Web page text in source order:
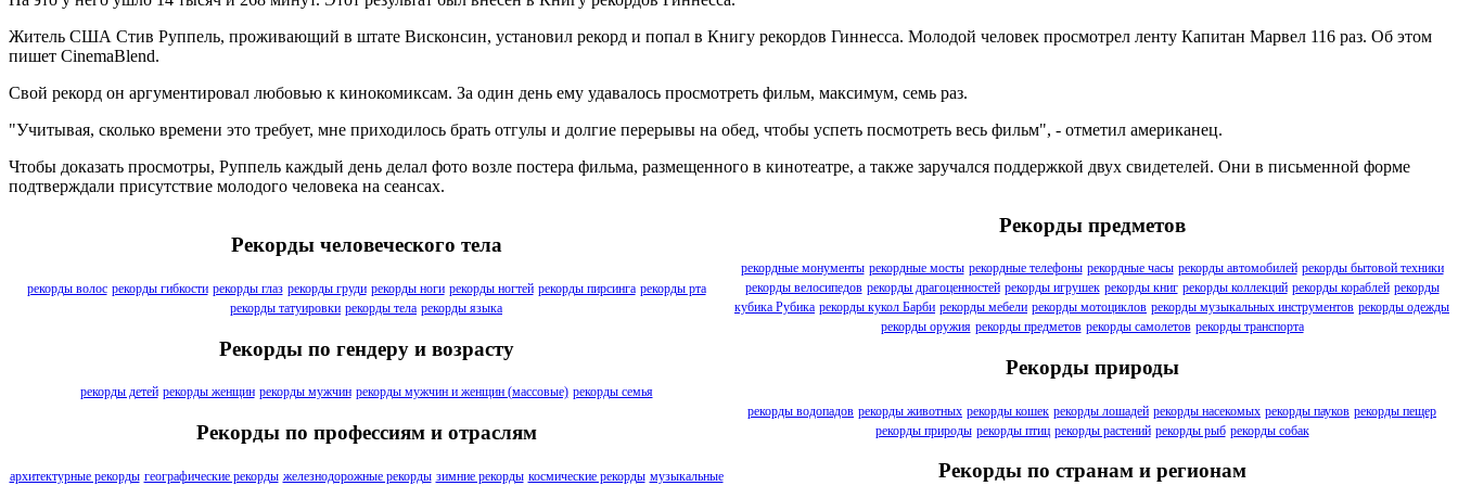
Житель США Стив Руппель, проживающий в штате Висконсин, установил рекорд и попал в Книгу рекордов Гиннесса. Молодой человек просмотрел ленту Капитан Марвел 116 раз. Об этом
пишет CinemaBlend.
Свой рекорд он аргументировал любовью к кинокомиксам. За один день ему удавалось просмотреть фильм, максимум, семь раз.
"Учитывая, сколько времени это требует, мне приходилось брать отгулы и долгие перерывы на обед, чтобы успеть посмотреть весь фильм", - отметил американец.
Чтобы доказать просмотры, Руппель каждый день делал фото возле постера фильма, размещенного в кинотеатре, а также заручался поддержкой двух свидетелей. Они в письменной форме
подтверждали присутствие молодого человека на сеансах.
Рекорды человеческого тела
рекорды волос рекорды гибкости рекорды глаз рекорды груди рекорды ноги рекорды ногтей рекорды пирсинга рекорды рта
рекорды татуировки рекорды тела рекорды языка
Рекорды по гендеру и возрасту
рекорды детей рекорды женщин рекорды мужчин рекорды мужчин и женщин (массовые) рекорды семья
Рекорды по профессиям и отраслям
архитектурные рекорды географические рекорды железнодорожные рекорды зимние рекорды космические рекорды музыкальные
Рекорды предметов
рекордные монументы рекордные мосты рекордные телефоны рекордные часы рекорды автомобилей рекорды бытовой техники
рекорды велосипедов рекорды драгоценностей рекорды игрушек рекорды книг рекорды коллекций рекорды кораблей рекорды
кубика Рубика рекорды кукол Барби рекорды мебели рекорды мотоциклов рекорды музыкальных инструментов рекорды одежды
рекорды оружия рекорды предметов рекорды самолетов рекорды транспорта
Рекорды природы
рекорды водопадов рекорды животных рекорды кошек рекорды лошадей рекорды насекомых рекорды пауков рекорды пещер
рекорды природы рекорды птиц рекорды растений рекорды рыб рекорды собак
Рекорды по странам и регионам